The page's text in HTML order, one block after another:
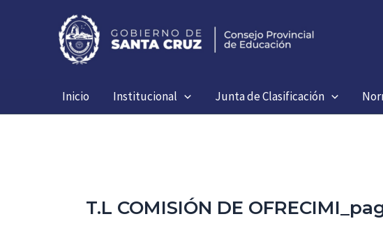
Inicio Institucional Junta de Clasificación
T.L COMISIÓN DE